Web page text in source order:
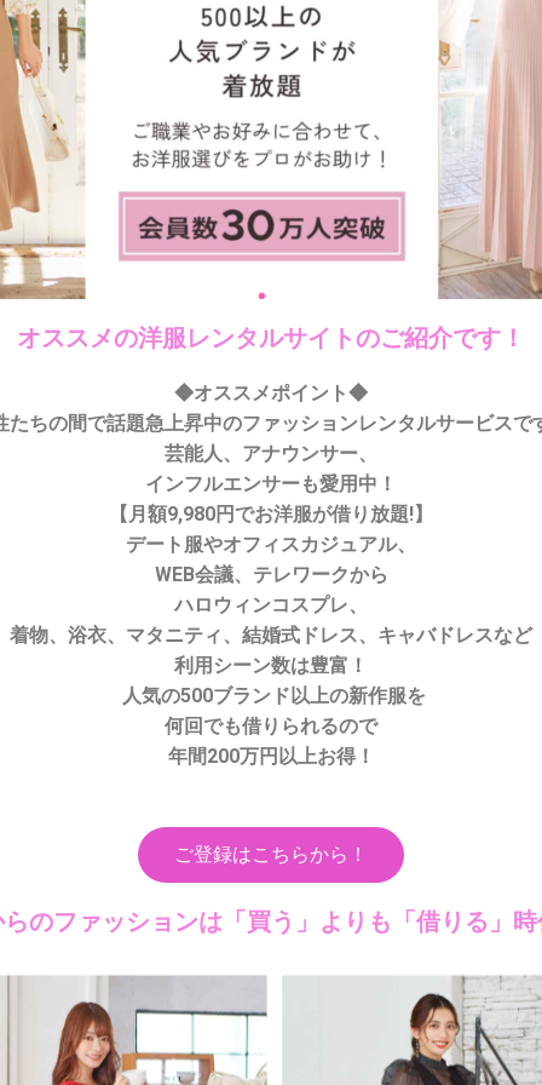
オススメの洋服レンタルサイトのご紹介です！
◆オススメポイント◆
たちの間で話題急上昇中のファッションレンタルサービスで
芸能人、アナウンサー、
インフルエンサーも愛用中！
【月額9,980円でお洋服が借り放題!】
デート服やオフィスカジュアル、
WEB会議、テレワークから
ハロウィンコスプレ、
着物、浴衣、マタニティ、結婚式ドレス、キャバドレスなど
利用シーン数は豊富！
人気の500ブランド以上の新作服を
何回でも借りられるので
年間200万円以上お得！
ご登録はこちらから！
のファッションは「買う」よりも「借りる」